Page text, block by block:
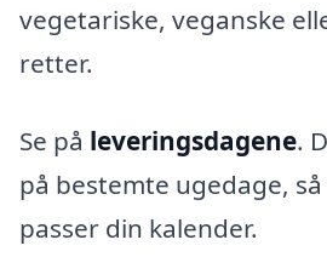
vegetariske, veganske
retter.
Se på leveringsdagene.
på bestemte ugedage,
passer din kalender.